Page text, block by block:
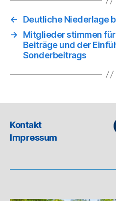
←
Deutliche Niederlage
→
Mitglieder stimmen
Beiträge und der
Sonderbeitrags
Kontakt
Impressum